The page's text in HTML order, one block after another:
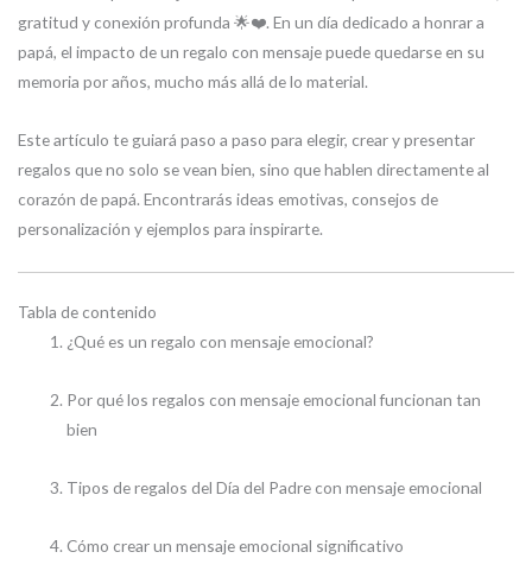
gratitud y conexión profunda 🌟❤️. En un día dedicado a honrar a
papá, el impacto de un regalo con mensaje puede quedarse en su
memoria por años, mucho más allá de lo material.
Este artículo te guiará paso a paso para elegir, crear y presentar
regalos que no solo se vean bien, sino que hablen directamente al
corazón de papá. Encontrarás ideas emotivas, consejos de
personalización y ejemplos para inspirarte.
Tabla de contenido
¿Qué es un regalo con mensaje emocional?
Por qué los regalos con mensaje emocional funcionan tan
bien
Tipos de regalos del Día del Padre con mensaje emocional
Cómo crear un mensaje emocional significativo